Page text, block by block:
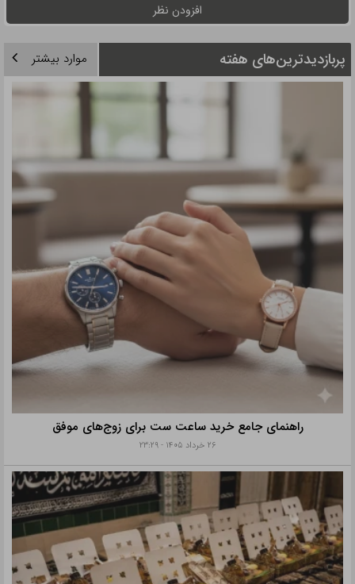
افزودن نظر
پربازدیدترین‌های هفته موارد بیشتر
راهنمای جامع خرید ساعت ست برای زوج‌های موفق
۲۶ خرداد ۱۴۰۵ - ۲۳:۲۹